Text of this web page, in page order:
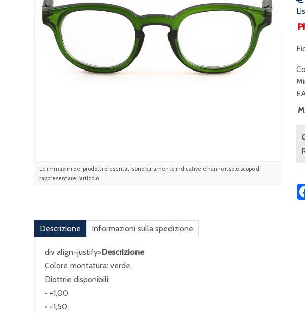
Le immagini dei prodotti presentati sono puramente indicative e hanno il solo scopo di
rappresentare l'articolo.
Descrizione Informazioni sulla spedizione
div align=justify>Descrizione
Colore montatura: verde.
Diottrie disponibili:
• +1,00
• +1,50